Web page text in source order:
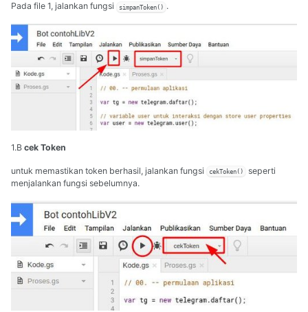
Pada file 1, jalankan fungsi simpanToken() .
1.B cek Token
untuk memastikan token berhasil, jalankan fungsi cekToken()
seperti
menjalankan fungsi sebelumnya.